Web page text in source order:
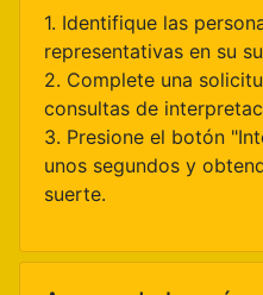
1. Identifique las
representativas en su
2. Complete una
consultas de
3. Presione el botón
unos segundos y
suerte.